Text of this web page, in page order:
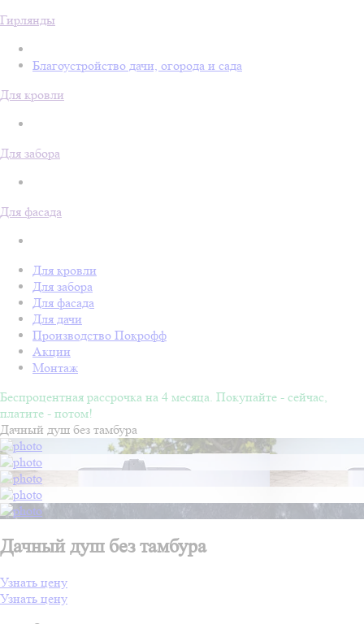
Гирлянды
Благоустройство дачи, огорода и сада
Для кровли
Для забора
Для фасада
Для кровли
Для забора
Для фасада
Для дачи
Производство Покрофф
Акции
Монтаж
Беспроцентная рассрочка на 4 месяца. Покупайте - сейчас,
платите - потом!
Дачный душ без тамбура
Дачный душ без тамбура
Узнать цену
Узнать цену